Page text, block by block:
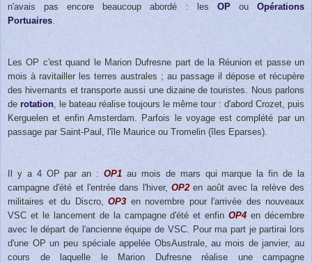
n'avais pas encore beaucoup abordé : les OP ouOpérations
Portuaires
Les OP c'est quand le Marion Dufresne part de la Réunion et passe un
mois à ravitailler les terres australes ; au passage il dépose et récupère
des hivernants et transporte aussi une dizaine de touristes. Nous parlons
de rotation , le bateau réalise toujours le même tour : d'abord Crozet, puis
Kerguelen et enfin Amsterdam. Parfois le voyage est complété par un
passage par Saint-Paul, l'île Maurice ou Tromelin (îles Eparses).
Il y a 4 OP par an : OP1 au mois de mars qui marque la fin de la
campagne d'été et l'entrée dans l'hiver, OP2 en août avec la relève des
militaires et du Discro, OP3 en novembre pour l'arrivée des nouveaux
VSC et le lancement de la campagne d'été et enfinOP4 en décembre
avec le départ de l'ancienne équipe de VSC. Pour ma part je partirai lors
d'une OP un peu spéciale appelée ObsAustrale, au mois de janvier, au
cours de laquelle le Marion Dufresne réalise une campagne